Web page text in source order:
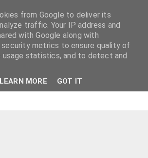
from Google to deliver its
traffic. Your IP address and
with Google along with
metrics to ensure quality of
usage statistics, and to detect and
LEARN MORE GOT IT